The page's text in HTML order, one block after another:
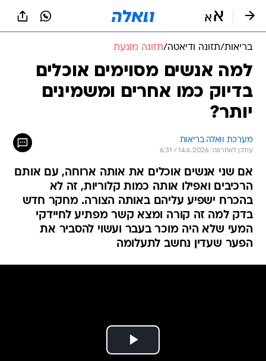
בריאות/תזונה ודיאטה/תזונה מונעת
למה אנשים מסוימים אוכלים
בדיוק כמו אחרים ומשמינים
יותר?
מערכת וואלה בריאות
עודכן לאחרונה: 14.6.2026 / 6:31
אם שני אנשים אוכלים את אותה ארוחה, עם אותם
הרכיבים ואפילו אותה כמות קלוריות, זה לא
בהכרח ישפיע עליהם באותה הצורה. מחקר חדש
בדק למה זה קורה ומצא קשר מפתיע לחיידקי
המעי שלא היה מוכר בעבר ועשוי להסביר את
הפער שעדין נחשב לתעלומה